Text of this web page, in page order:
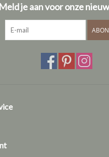
Meld je aan voor onze